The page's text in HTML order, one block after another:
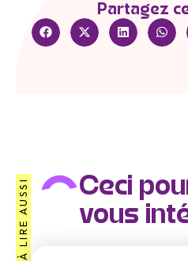
Partagez
À LIRE AUSSI
Ceci
vous